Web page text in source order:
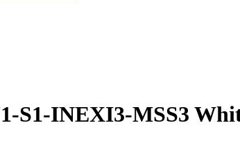
S1-INEXI3-MSS3